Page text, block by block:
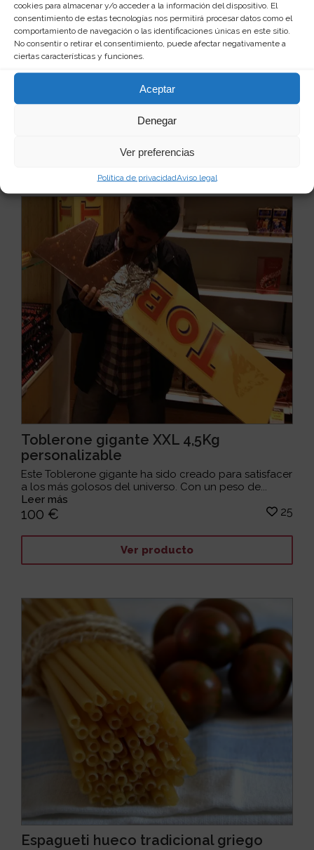
cookies para almacenar y/o acceder a la información del dispositivo. El
consentimiento de estas tecnologías nos permitirá procesar datos como el
comportamiento de navegación o las identificaciones únicas en este sitio.
No consentir o retirar el consentimiento, puede afectar negativamente a
ciertas características y funciones.
Aceptar
Denegar
Ver preferencias
Política de privacidadAviso legal
Pasta con forma de pene
De pequeños teníamos la sopa de letras. Ahora que
somos más grandes podemos buscar algo más
Ver producto
Toblerone gigante XXL 4,5Kg
personalizable
Este Toblerone gigante ha sido creado para satisfacer
a los más golosos del universo. Con un peso de...
Leer más
100 € 25
Ver producto
Espagueti hueco tradicional griego